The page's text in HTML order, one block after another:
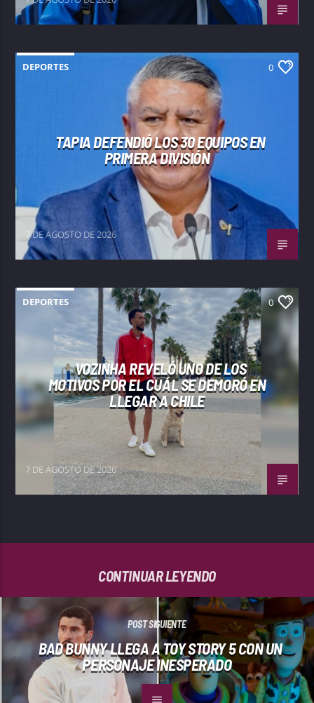
DEPORTES 0
TAPIA DEFENDIÓ LOS 30 EQUIPOS EN
PRIMERA DIVISIÓN
7 DE AGOSTO DE 2026
DEPORTES 0
VOZINHA REVELÓ UNO DE LOS
MOTIVOS POR EL CUÁL SE DEMORÓ EN
LLEGAR A CHILE
7 DE AGOSTO DE 2026
CONTINUAR LEYENDO
POST SIGUIENTE
BAD BUNNY LLEGA A TOY STORY 5 CON UN
PERSONAJE INESPERADO